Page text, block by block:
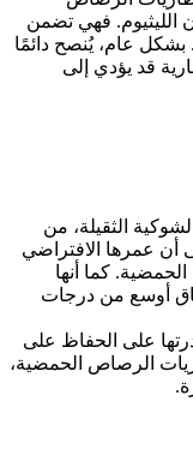
الليثيوم. فهي تضمن
عام، يُنصح دائمًا
قد يؤدي إلى
الثقيلة، من
أن عمرها الافتراضي
كما أنها
أوسع من درجات
على الحفاظ على
الرصاص الحمضية،